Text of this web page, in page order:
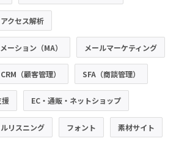
アクセス解析
ーション（MA） メールマーケティング
CRM（顧客管理） SFA（商談管理）
援 EC・通販・ネットショップ
リスニング フォント 素材サイト